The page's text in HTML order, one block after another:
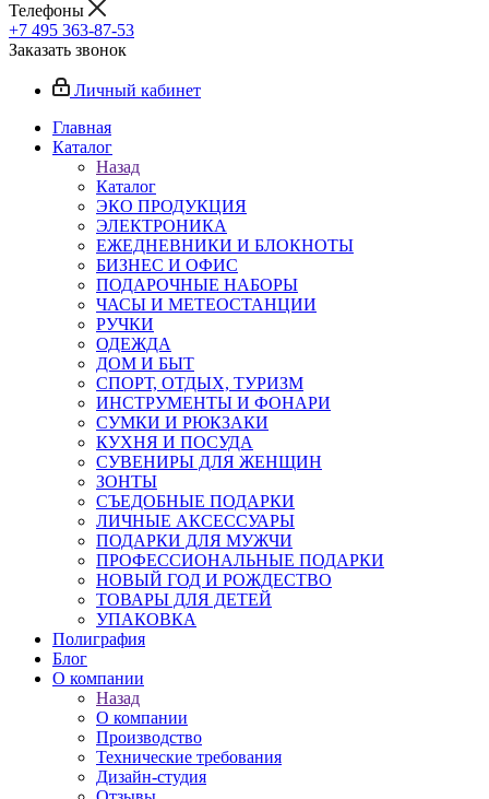
Телефоны
+7 495 363-87-53
Заказать звонок
Личный кабинет
Главная
Каталог
Назад
Каталог
ЭКО ПРОДУКЦИЯ
ЭЛЕКТРОНИКА
ЕЖЕДНЕВНИКИ И БЛОКНОТЫ
БИЗНЕС И ОФИС
ПОДАРОЧНЫЕ НАБОРЫ
ЧАСЫ И МЕТЕОСТАНЦИИ
РУЧКИ
ОДЕЖДА
ДОМ И БЫТ
СПОРТ, ОТДЫХ, ТУРИЗМ
ИНСТРУМЕНТЫ И ФОНАРИ
СУМКИ И РЮКЗАКИ
КУХНЯ И ПОСУДА
СУВЕНИРЫ ДЛЯ ЖЕНЩИН
ЗОНТЫ
СЪЕДОБНЫЕ ПОДАРКИ
ЛИЧНЫЕ АКСЕССУАРЫ
ПОДАРКИ ДЛЯ МУЖЧИ
ПРОФЕССИОНАЛЬНЫЕ ПОДАРКИ
НОВЫЙ ГОД И РОЖДЕСТВО
ТОВАРЫ ДЛЯ ДЕТЕЙ
УПАКОВКА
Полиграфия
Блог
О компании
Назад
О компании
Производство
Технические требования
Дизайн-студия